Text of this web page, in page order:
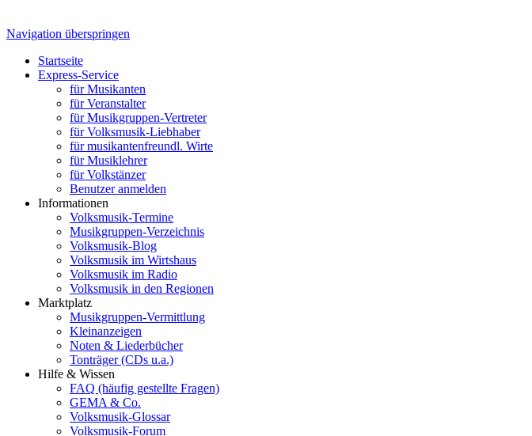
Navigation überspringen
Startseite
Express-Service
für Musikanten
für Veranstalter
für Musikgruppen-Vertreter
für Volksmusik-Liebhaber
für musikantenfreundl. Wirte
für Musiklehrer
für Volkstänzer
Benutzer anmelden
Informationen
Volksmusik-Termine
Musikgruppen-Verzeichnis
Volksmusik-Blog
Volksmusik im Wirtshaus
Volksmusik im Radio
Volksmusik in den Regionen
Marktplatz
Musikgruppen-Vermittlung
Kleinanzeigen
Noten & Liederbücher
Tonträger (CDs u.a.)
Hilfe & Wissen
FAQ (häufig gestellte Fragen)
GEMA & Co.
Volksmusik-Glossar
Volksmusik-Forum